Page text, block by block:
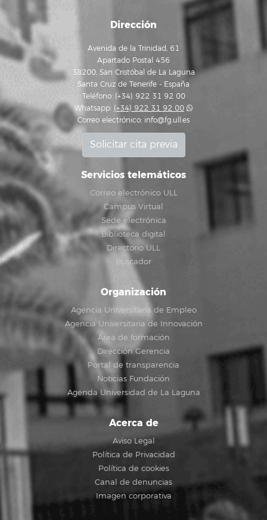
Dirección
Avenida de la Trinidad, 61
Apartado Postal 456
38200, San Cristóbal de La Laguna
Santa Cruz de Tenerife - España
Teléfono: (+34) 922 31 92 00
Whatsapp: (+34) 922 31 92 00
Correo electrónico: info@fg.ull.es
Solicitar cita previa
Servicios telemáticos
Correo electrónico ULL
Campus Virtual
Sede electrónica
Biblioteca digital
Directorio ULL
Buscador
Organización
Agencia Universitaria de Empleo
Agencia Universitaria de Innovación
Área de formación
Dirección Gerencia
Portal de transparencia
Noticias Fundación
Agenda Universidad de La Laguna
Acerca de
Aviso Legal
Política de Privacidad
Política de cookies
Canal de denuncias
Imagen corporativa